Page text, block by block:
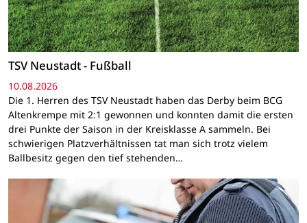
TSV Neustadt - Fußball
10.08.2026
Die 1. Herren des TSV Neustadt haben das Derby beim BCG
Altenkrempe mit 2:1 gewonnen und konnten damit die ersten
drei Punkte der Saison in der Kreisklasse A sammeln. Bei
schwierigen Platzverhältnissen tat man sich trotz vielem
Ballbesitz gegen den tief stehenden…